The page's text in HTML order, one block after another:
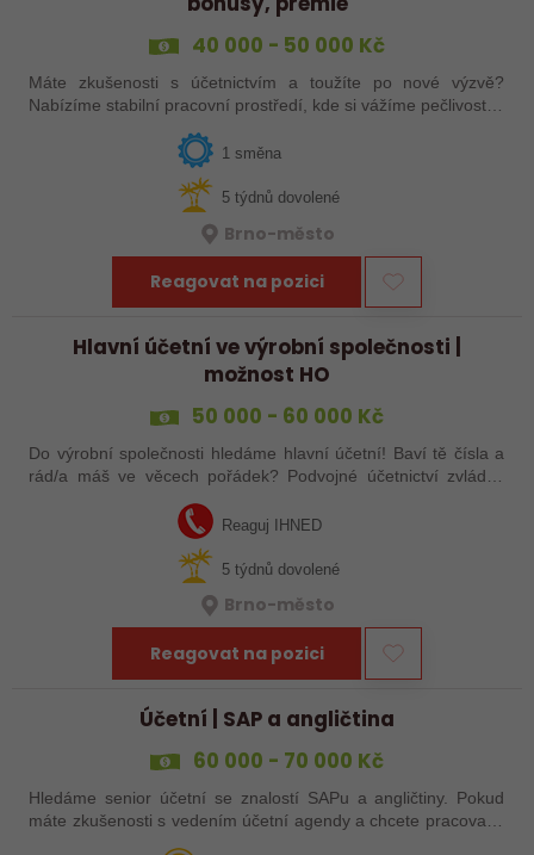
40 000 - 50 000 Kč
Máte zkušenosti s účetnictvím a toužíte po nové výzvě?
Nabízíme stabilní pracovní prostředí, kde si vážíme pečlivosti a
interních procesů.…
1 směna
5 týdnů dovolené
Brno-město
Reagovat na pozici
Hlavní účetní ve výrobní společnosti |
možnost HO
50 000 - 60 000 Kč
Do výrobní společnosti hledáme hlavní účetní! Baví tě čísla a
rád/a máš ve věcech pořádek? Podvojné účetnictví zvládáš
levou zadní a máš zkušenost z výrobní firmy? Tak to hledáme
Reaguj IHNED
5 týdnů dovolené
Brno-město
Reagovat na pozici
Účetní | SAP a angličtina
60 000 - 70 000 Kč
Hledáme senior účetní se znalostí SAPu a angličtiny. Pokud
máte zkušenosti s vedením účetní agendy a chcete pracovat v